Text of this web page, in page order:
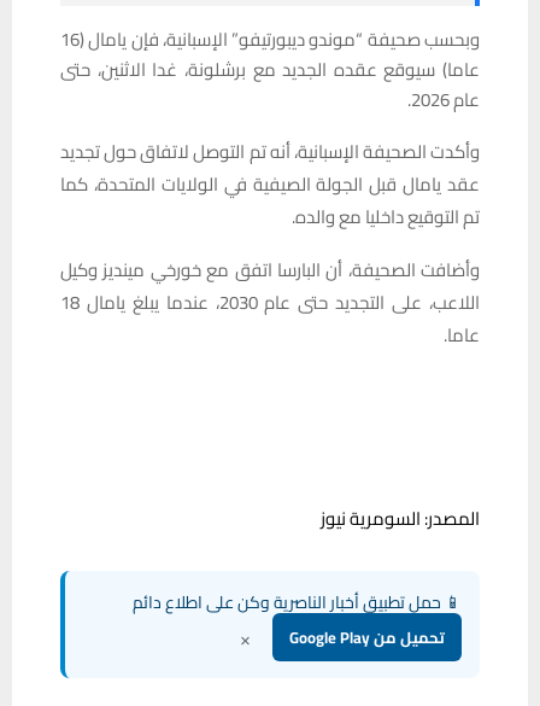
وبحسب صحيفة “موندو ديبورتيفو” الإسبانية، فإن يامال (16
عاما) سيوقع عقده الجديد مع برشلونة، غدا الاثنين، حتى
عام 2026.
وأكدت الصحيفة الإسبانية، أنه تم التوصل لاتفاق حول تجديد
عقد يامال قبل الجولة الصيفية في الولايات المتحدة، كما
تم التوقيع داخليا مع والده.
وأضافت الصحيفة، أن البارسا اتفق مع خورخي مينديز وكيل
اللاعب، على التجديد حتى عام 2030، عندما يبلغ يامال 18
عاما.
المصدر: السومرية نيوز
📱 حمل تطبيق أخبار الناصرية وكن على اطلاع دائم
تحميل من Google Play ×